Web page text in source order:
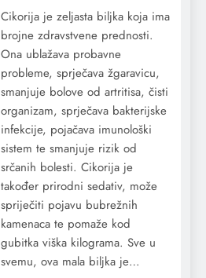
Cikorija je zeljasta biljka koja ima
brojne zdravstvene prednosti.
Ona ublažava probavne
probleme, sprječava žgaravicu,
smanjuje bolove od artritisa, čisti
organizam, sprječava bakterijske
infekcije, pojačava imunološki
sistem te smanjuje rizik od
srčanih bolesti. Cikorija je
također prirodni sedativ, može
spriječiti pojavu bubrežnih
kamenaca te pomaže kod
gubitka viška kilograma. Sve u
svemu, ova mala biljka je…